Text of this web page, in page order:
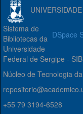
DSpace
Sistema de
Bibliotecas da
Universidade
Federal de Sergipe -
Núcleo de Tecnologia
+55 79 3194-6528